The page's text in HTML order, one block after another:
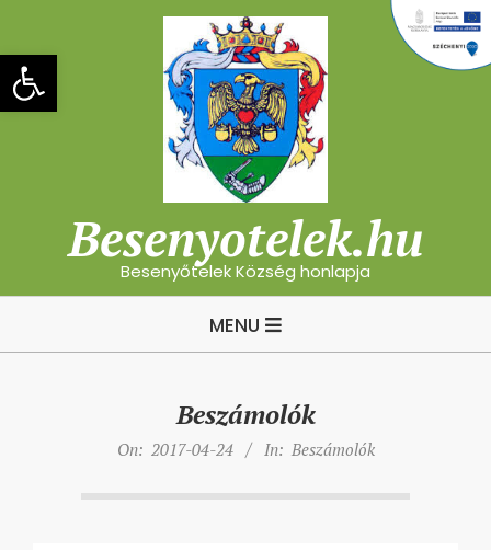
Eszköztár megnyitása
content
Besenyotelek.hu
Besenyőtelek Község honlapja
MENU
Beszámolók
On: 2017-04-24 In: Beszámolók